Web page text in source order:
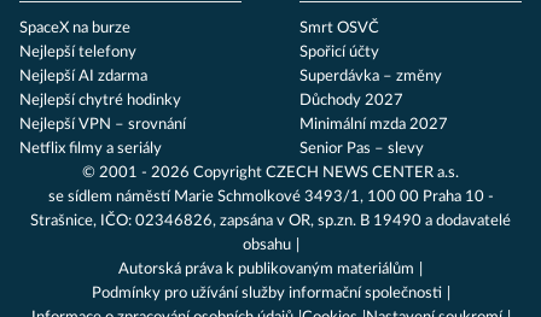
SpaceX na burze
Nejlepší telefony
Nejlepší AI zdarma
Nejlepší chytré hodinky
Nejlepší VPN – srovnání
Netflix filmy a seriály
Smrt OSVČ
Spořicí účty
Superdávka – změny
Důchody 2027
Minimální mzda 2027
Senior Pas – slevy
© 2001 - 2026 Copyright CZECH NEWS CENTER a.s.
se sídlem náměstí Marie Schmolkové 3493/1, 100 00 Praha 10 -
Strašnice, IČO: 02346826, zapsána v OR, sp.zn. B 19490 a dodavatelé
obsahu
Autorská práva k publikovaným materiálům
Podmínky pro užívání služby informační společnosti